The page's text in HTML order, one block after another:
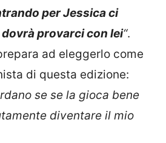
per Jessica ci
provarci con lei“.
ad eleggerlo come
di questa edizione:
se se la gioca bene
diventare il mio